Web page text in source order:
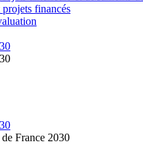
financés
France 2030